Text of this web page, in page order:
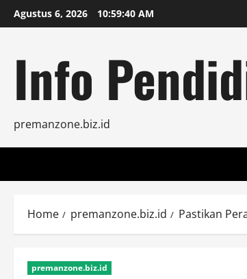
Skip
to
Agustus 6, 2026 10:59:42 AM
Info
premanzone.biz.id
Home premanzone.biz.id Pastikan
premanzone.biz.id